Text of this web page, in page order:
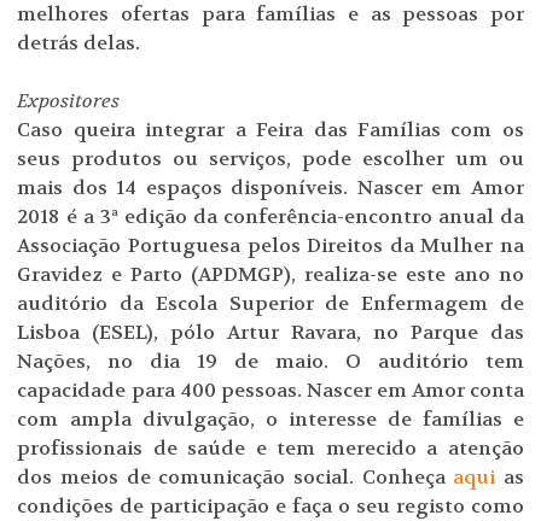
melhores ofertas para famílias e as pessoas por
detrás delas.
Expositores
Caso queira integrar a Feira das Famílias com os
seus produtos ou serviços, pode escolher um ou
mais dos 14 espaços disponíveis. Nascer em Amor
2018 é a 3ª edição da conferência-encontro anual da
Associação Portuguesa pelos Direitos da Mulher na
Gravidez e Parto (APDMGP), realiza-se este ano no
auditório da Escola Superior de Enfermagem de
Lisboa (ESEL), pólo Artur Ravara, no Parque das
Nações, no dia 19 de maio. O auditório tem
capacidade para 400 pessoas. Nascer em Amor conta
com ampla divulgação, o interesse de famílias e
profissionais de saúde e tem merecido a atenção
dos meios de comunicação social. Conheça aqui as
condições de participação e faça o seu registo como